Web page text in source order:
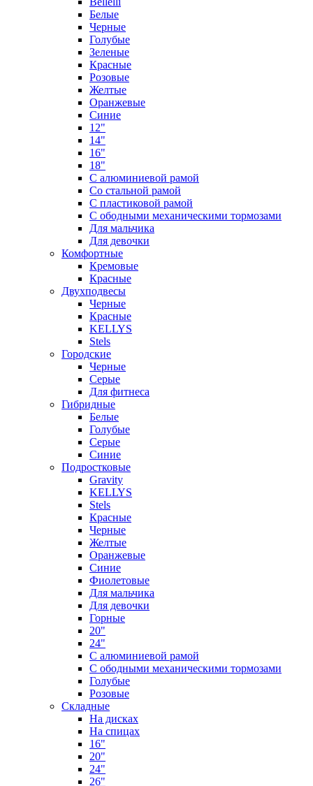
Белые
Черные
Голубые
Зеленые
Красные
Розовые
Желтые
Оранжевые
Синие
12"
14"
16"
18"
С алюминиевой рамой
Со стальной рамой
С пластиковой рамой
С ободными механическими тормозами
Для мальчика
Для девочки
Комфортные
Кремовые
Красные
Двухподвесы
Черные
Красные
KELLYS
Stels
Городские
Черные
Серые
Для фитнеса
Гибридные
Белые
Голубые
Серые
Синие
Подростковые
Gravity
KELLYS
Stels
Красные
Черные
Желтые
Оранжевые
Синие
Фиолетовые
Для мальчика
Для девочки
Горные
20"
24"
С алюминиевой рамой
С ободными механическими тормозами
Голубые
Розовые
Складные
На дисках
На спицах
16"
20"
24"
26"